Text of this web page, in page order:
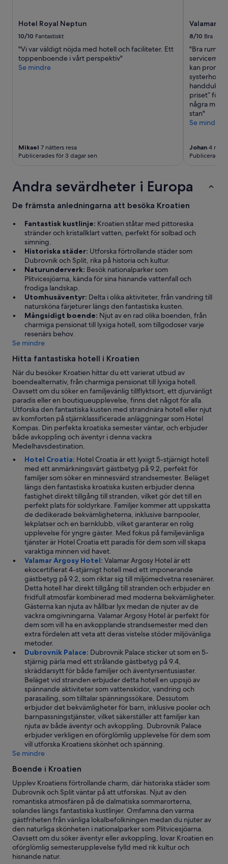
Hotel Royal Neptun
10/10 Fantastiskt
"Vi var väldigt nöjda med hotell och faciliteter. Ett
toppenboende i vårt perspektiv"
Se mindre
Mikael 7 nätters resa
Publicerades för 3 dagar sen
Valamar
8/10 Bra
"Bra rum,
kan
handduk,
priset” för
några
stan"
Se mindre
Johan 4
Publicerades
Andra sevärdheter i Europa
De främsta anledningarna att besöka Kroatien
Fantastisk kustlinje: Kroatien ståtar med pittoreska
stränder och kristallklart vatten, perfekt för solbad och
simning.
Historiska städer: Utforska förtrollande städer som
Dubrovnik och Split, rika på historia och kultur.
Naturunderverk: Besök nationalparker som
Plitvicesjöarna, kända för sina hisnande vattenfall och
frodiga landskap.
Utomhusäventyr: Delta i olika aktiviteter, från vandring till
natursköna färjeturer längs den fantastiska kusten.
Mångsidigt boende: Njut av en rad olika boenden, från
charmiga pensionat till lyxiga hotell, som tillgodoser varje
resenärs behov.
Se mindre
Hitta fantastiska hotell i Kroatien
När du besöker Kroatien hittar du ett varierat utbud av
boendealternativ, från charmiga pensionat till lyxiga hotell.
Oavsett om du söker en familjevänlig tillflyktsort, ett djurvänligt
paradis eller en boutiqueupplevelse, finns det något för alla.
Utforska den fantastiska kusten med strandnära hotell eller njut
av komforten på stjärnklassificerade anläggningar som Hotel
Kompas. Din perfekta kroatiska semester väntar, och erbjuder
både avkoppling och äventyr i denna vackra
Medelhavsdestination.
Hotel Croatia: Hotel Croatia är ett lyxigt 5-stjärnigt hotell
med ett anmärkningsvärt gästbetyg på 9.2, perfekt för
familjer som söker en minnesvärd strandsemester. Beläget
längs den fantastiska kroatiska kusten erbjuder denna
fastighet direkt tillgång till stranden, vilket gör det till en
perfekt plats för soldyrkare. Familjer kommer att uppskatta
de dedikerade bekvämligheterna, inklusive barnpooler,
lekplatser och en barnklubb, vilket garanterar en rolig
upplevelse för yngre gäster. Med fokus på familjevänliga
tjänster är Hotel Croatia ett paradis för dem som vill skapa
varaktiga minnen vid havet.
Valamar Argosy Hotel: Valamar Argosy Hotel är ett
ekocertifierat 4-stjärnigt hotell med ett imponerande
gästbetyg på 9.2, som riktar sig till miljömedvetna resenärer.
Detta hotell har direkt tillgång till stranden och erbjuder en
fridfull atmosfär kombinerad med moderna bekvämligheter.
Gästerna kan njuta av hållbar lyx medan de njuter av de
vackra omgivningarna. Valamar Argosy Hotel är perfekt för
dem som vill ha en avkopplande strandsemester med den
extra fördelen att veta att deras vistelse stöder miljövänliga
metoder.
Dubrovnik Palace: Dubrovnik Palace sticker ut som en 5-
stjärnig pärla med ett strålande gästbetyg på 9.4,
skräddarsytt för både familjer och äventyrsentusiaster.
Beläget vid stranden erbjuder detta hotell en uppsjö av
spännande aktiviteter som vattenskidor, vandring och
parasailing, som tilltalar spänningssökare. Dessutom
erbjuder det bekvämligheter för barn, inklusive pooler och
barnpassningstjänster, vilket säkerställer att familjer kan
njuta av både äventyr och avkoppling. Dubrovnik Palace
erbjuder verkligen en oförglömlig upplevelse för dem som
vill utforska Kroatiens skönhet och spänning.
Se mindre
Boende i Kroatien
Upplev Kroatiens förtrollande charm, där historiska städer som
Dubrovnik och Split väntar på att utforskas. Njut av den
romantiska atmosfären på de dalmatiska sommarorterna,
solandes längs fantastiska kustlinjer. Omfamna den varma
gästfriheten från vänliga lokalbefolkningen medan du njuter av
den naturliga skönheten i nationalparker som Plitvicesjöarna.
Oavsett om du söker äventyr eller avkoppling, lovar Kroatien en
oförglömlig semesterupplevelse fylld med rik kultur och
hisnande natur.